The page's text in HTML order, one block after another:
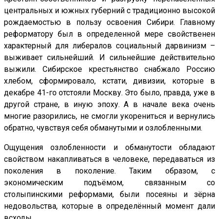
центральных и южных губерний с традиционно высокой
рождаемостью в пользу освоения Сибири. Главному
реформатору был в определенной мере свойственен
характерный для либералов социальный дарвинизм –
выживает сильнейший. И сильнейшие действительно
выжили. Сибирское крестьянство снабжало Россию
хлебом, сформировало, кстати, дивизии, которые в
декабре 41-го отстояли Москву. Это было, правда, уже в
другой стране, в иную эпоху. А в начале века очень
многие разорились, не смогли укорениться и вернулись
обратно, чувствуя себя обманутыми и озлобленными.
Ощущения озлобленности и обманутости обладают
свойством накапливаться в человеке, передаваться из
поколения в поколение. Таким образом, с
экономическим подъёмом, связанным со
столыпинскими реформами, были посеяны и зёрна
недовольства, которые в определённый момент дали